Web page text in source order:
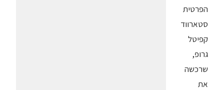
הפרטית
סטארווד
קפיטל
גרופ,
שרכשה
את